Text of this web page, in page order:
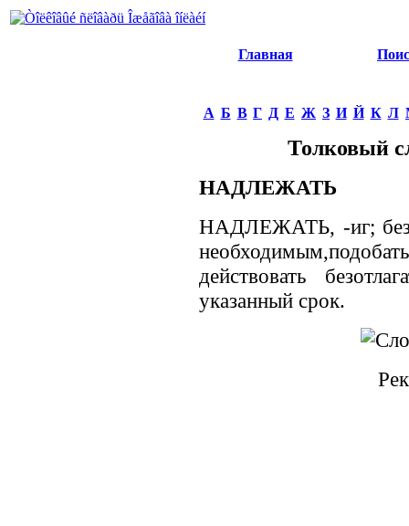
Главная
А Б В Г Д Е Ж З И Й К Л
Толковый
НАДЛЕЖАТЬ
НАДЛЕЖАТЬ, -иг;
действовать
указанный срок.